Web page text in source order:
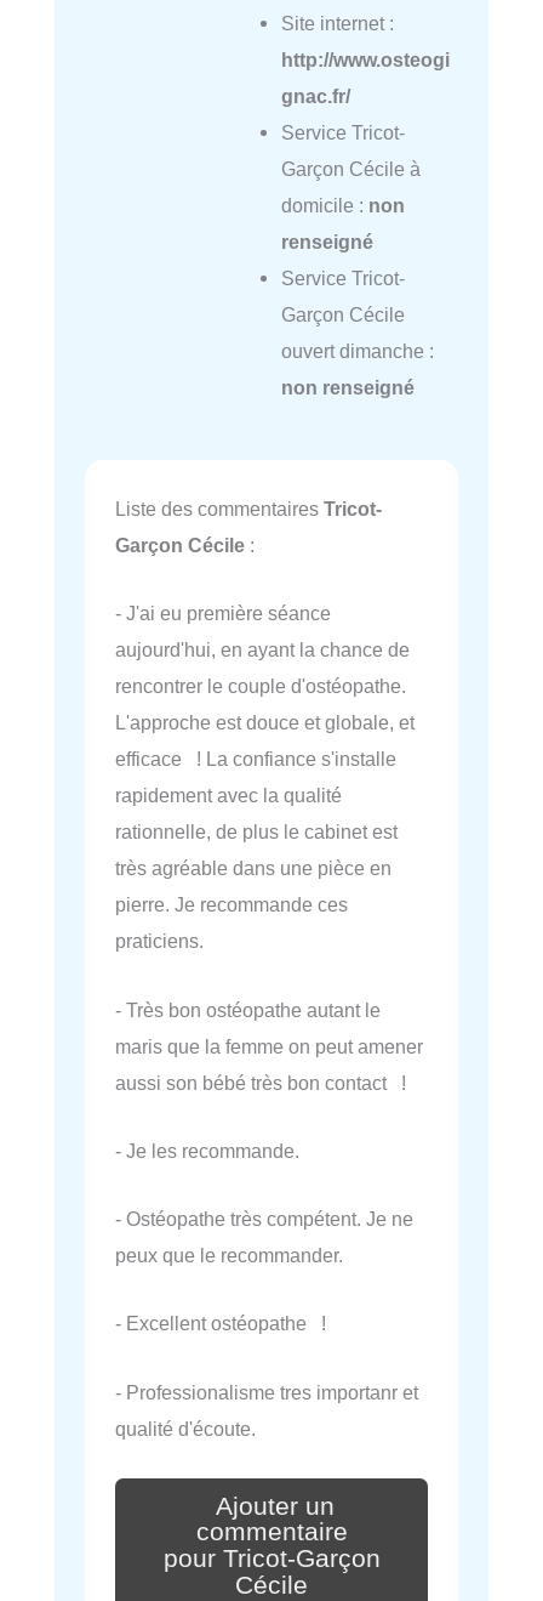
Site internet :
http://www.osteogi
gnac.fr/
Service Tricot-
Garçon Cécile à
domicile : non
renseigné
Service Tricot-
Garçon Cécile
ouvert dimanche :
non renseigné
Liste des commentaires Tricot-
Garçon Cécile :
- J'ai eu première séance
aujourd'hui, en ayant la chance de
rencontrer le couple d'ostéopathe.
L'approche est douce et globale, et
efficace ! La confiance s'installe
rapidement avec la qualité
rationnelle, de plus le cabinet est
très agréable dans une pièce en
pierre. Je recommande ces
praticiens.
- Très bon ostéopathe autant le
maris que la femme on peut amener
aussi son bébé très bon contact !
- Je les recommande.
- Ostéopathe très compétent. Je ne
peux que le recommander.
- Excellent ostéopathe !
- Professionalisme tres importanr et
qualité d'écoute.
Ajouter un
commentaire
pour Tricot-Garçon
Cécile